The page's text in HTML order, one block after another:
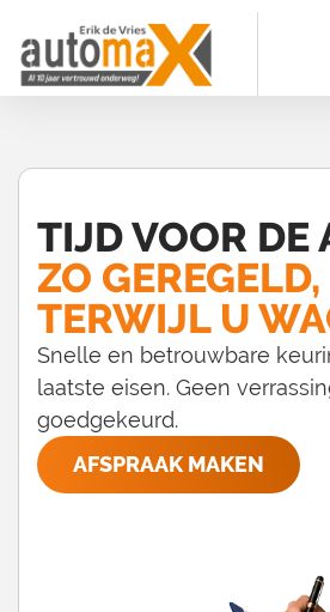
TIJD VOOR DE
ZO GEREGELD,
TERWIJL U
Snelle en betrouwbare
laatste eisen. Geen
goedgekeurd.
AFSPRAAK MAKEN